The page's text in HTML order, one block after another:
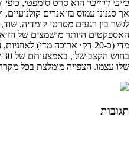
בייבי דרייבר הוא סרט סימפטי, כיפי
אך סגנונו עמוס בז׳אנרים
לגשר בין רגעים מסרטי קומדיה, שוד,
האספקטים היותר מושמצים של
מדי (כ-20 דק׳ ארוכה מדי)
שלו עצמו. הצפייה מומלצת בכל
תגובות